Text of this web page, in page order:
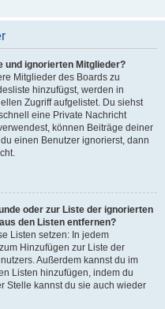
und ignorierten Mitglieder?
Mitglieder des Boards zu
hinzufügst, werden in
Zugriff aufgelistet. Du siehst
eine Private Nachricht
können Beiträge deiner
einen Benutzer ignorierst, dann
oder zur Liste der ignorierten
den Listen entfernen?
Listen setzen: In jedem
Hinzufügen zur Liste der
Außerdem kannst du im
Listen hinzufügen, indem du
Stelle kannst du sie auch wieder